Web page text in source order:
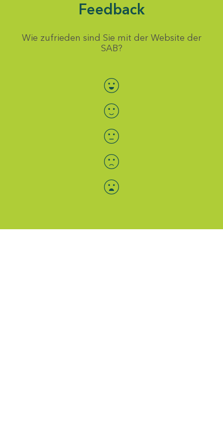
Feedback
Wie zufrieden sind Sie mit der Website der
SAB?
Bewertung auswählen